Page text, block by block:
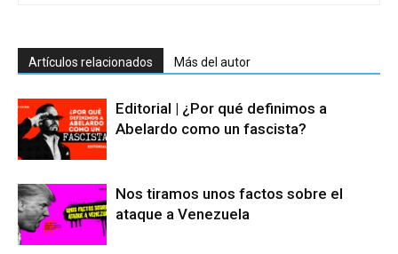
Artículos relacionados Más del autor
Editorial | ¿Por qué definimos a
Abelardo como un fascista?
Nos tiramos unos factos sobre el
ataque a Venezuela